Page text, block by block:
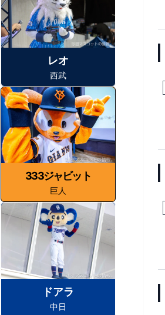
レオ
西武
333ジャビット
巨人
ドアラ
中日